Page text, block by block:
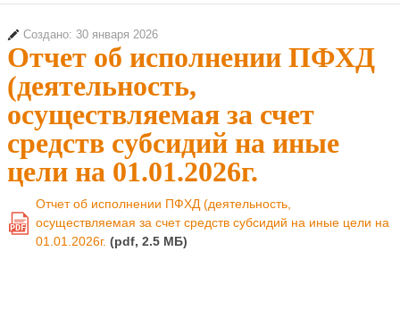
Создано: 30 января 2026
Отчет об исполнении ПФХД
(деятельность,
осуществляемая за счет
средств субсидий на иные
цели на 01.01.2026г.
PDF
Отчет об исполнении ПФХД (деятельность,
осуществляемая за счет средств субсидий на иные цели на
01.01.2026г. (pdf, 2.5 MБ)